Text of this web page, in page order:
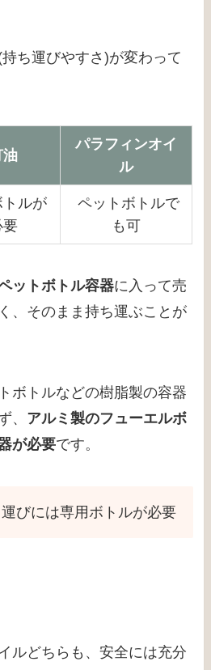
ち運びやすさ)が変わって
油
パラフィンオイ
ル
ルが
要
ペットボトルで
も可
ットボトル容器に入って売
、そのまま持ち運ぶことが
ボトルなどの樹脂製の容器
、 アルミ製のフューエルボ
が必要です。
びには専用ボトルが必要
ルどちらも、安全には充分